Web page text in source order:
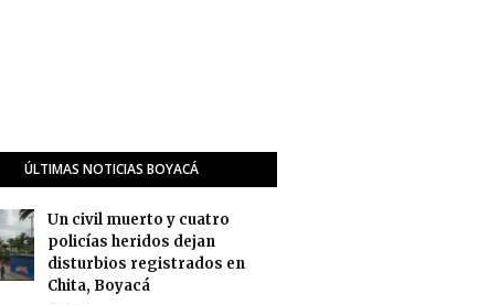
ÚLTIMAS NOTICIAS BOYACÁ
Un civil muerto y cuatro
policías heridos dejan
disturbios registrados en
Chita, Boyacá